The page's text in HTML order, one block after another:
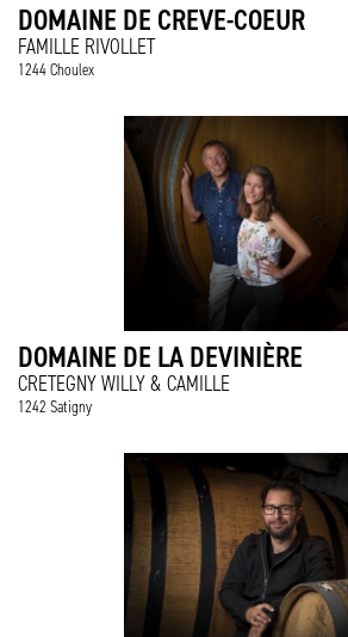
DOMAINE DE CREVE-COEUR
FAMILLE RIVOLLET
1244 Choulex
DOMAINE DE LA DEVINIÈRE
CRETEGNY WILLY & CAMILLE
1242 Satigny